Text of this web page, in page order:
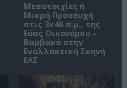
Μεσοτοιχίες ή
Μικρή Προσευχή
στις 3κ46 π.μ., της
Εύας Οικονόμου –
Βαμβακά στην
Εναλλακτική Σκηνή
ΕΛΣ